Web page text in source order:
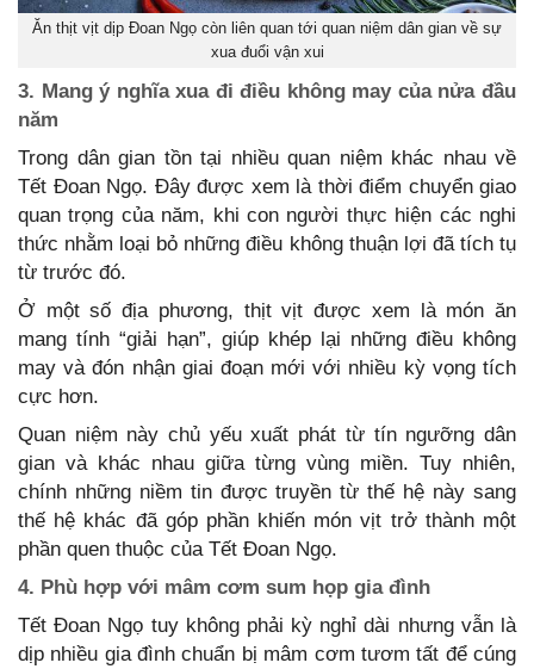
Ăn thịt vịt dịp Đoan Ngọ còn liên quan tới quan niệm dân gian về sự
xua đuổi vận xui
3. Mang ý nghĩa xua đi điều không may của nửa đầu
năm
Trong dân gian tồn tại nhiều quan niệm khác nhau về
Tết Đoan Ngọ. Đây được xem là thời điểm chuyển giao
quan trọng của năm, khi con người thực hiện các nghi
thức nhằm loại bỏ những điều không thuận lợi đã tích tụ
từ trước đó.
Ở một số địa phương, thịt vịt được xem là món ăn
mang tính “giải hạn”, giúp khép lại những điều không
may và đón nhận giai đoạn mới với nhiều kỳ vọng tích
cực hơn.
Quan niệm này chủ yếu xuất phát từ tín ngưỡng dân
gian và khác nhau giữa từng vùng miền. Tuy nhiên,
chính những niềm tin được truyền từ thế hệ này sang
thế hệ khác đã góp phần khiến món vịt trở thành một
phần quen thuộc của Tết Đoan Ngọ.
4. Phù hợp với mâm cơm sum họp gia đình
Tết Đoan Ngọ tuy không phải kỳ nghỉ dài nhưng vẫn là
dịp nhiều gia đình chuẩn bị mâm cơm tươm tất để cúng